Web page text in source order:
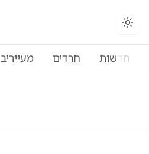
החלפת מצב תצוגה
חדשות חרדים מעייריב